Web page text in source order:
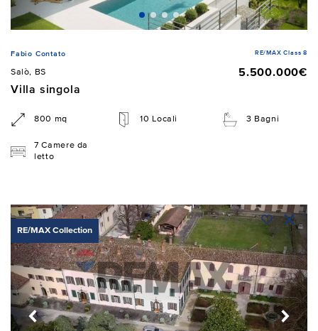
Fabio Contato RE/MAX Class 8
Salò, BS
5.500.000€
Villa singola
800 mq 10 Locali 3 Bagni
7 Camere da
letto
RE/MAX Collection